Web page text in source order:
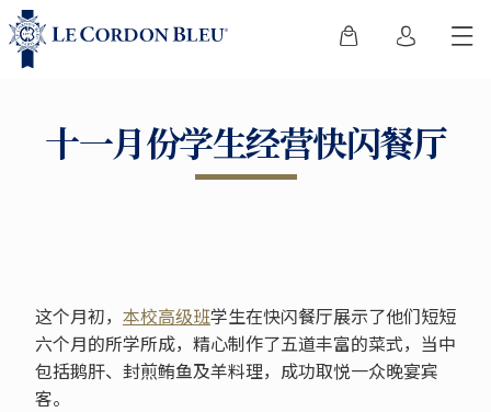
十一月份学生经营快闪餐厅
这个月初， 本校高级班学生在快闪餐厅展示了他们短短
六个月的所学所成，精心制作了五道丰富的菜式，当中
包括鹅肝、封煎鲔鱼及羊料理，成功取悦一众晚宴宾
客。